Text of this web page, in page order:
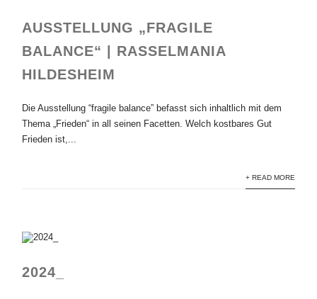
AUSSTELLUNG „FRAGILE
BALANCE“ | RASSELMANIA
HILDESHEIM
Die Ausstellung “fragile balance” befasst sich inhaltlich mit dem
Thema „Frieden“ in all seinen Facetten. Welch kostbares Gut
Frieden ist,...
+ READ MORE
2024_